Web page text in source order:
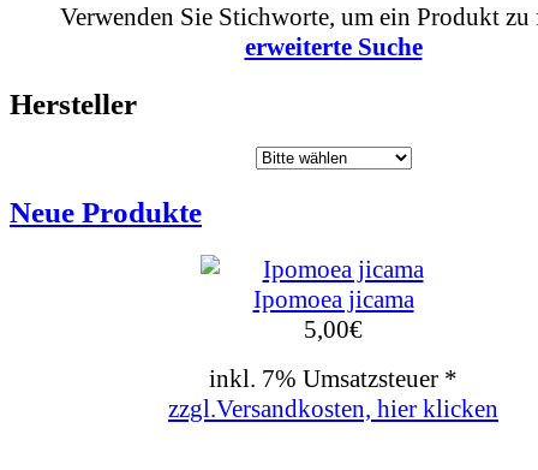
Verwenden Sie Stichworte, um ein Produkt zu
erweiterte Suche
Hersteller
Neue Produkte
Ipomoea jicama
5,00€
inkl. 7% Umsatzsteuer *
zzgl.Versandkosten, hier klicken